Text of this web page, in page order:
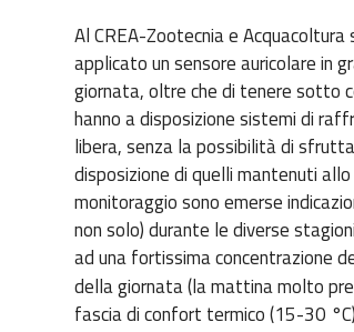
Al CREA-Zootecnia e
applicato un sensore auricolare in
giornata, oltre che di tenere sotto
hanno a disposizione sistemi di
libera, senza la possibilità di
disposizione di quelli mantenuti
monitoraggio sono emerse
non solo) durante le diverse
ad una fortissima concentrazione
della giornata (la mattina molto
fascia di confort termico (15-30